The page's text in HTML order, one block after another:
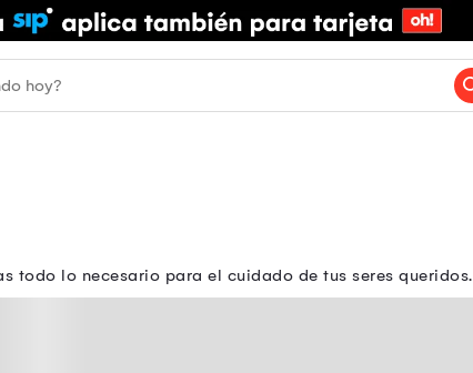
todo lo necesario para el cuidado de tus seres queridos.